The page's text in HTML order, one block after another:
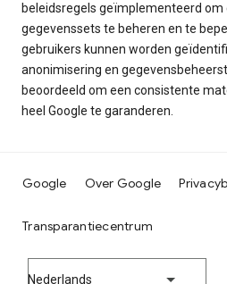
beleidsregels geïmplementeerd om
gegevenssets te beheren en te
gebruikers kunnen worden
anonimisering en
beoordeeld om een consistente
heel Google te garanderen.
Google Over Google
Transparantiecentrum
Nederlands